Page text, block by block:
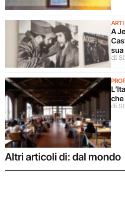
A
sua
di
che
di
Altri articoli di: dal mondo